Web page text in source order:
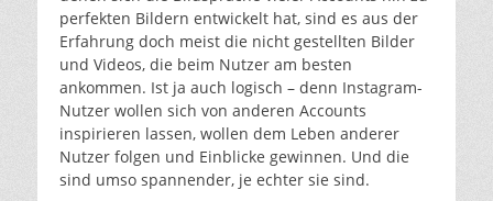
perfekten Bildern entwickelt hat, sind es aus der
Erfahrung doch meist die nicht gestellten Bilder
und Videos, die beim Nutzer am besten
ankommen. Ist ja auch logisch – denn Instagram-
Nutzer wollen sich von anderen Accounts
inspirieren lassen, wollen dem Leben anderer
Nutzer folgen und Einblicke gewinnen. Und die
sind umso spannender, je echter sie sind.